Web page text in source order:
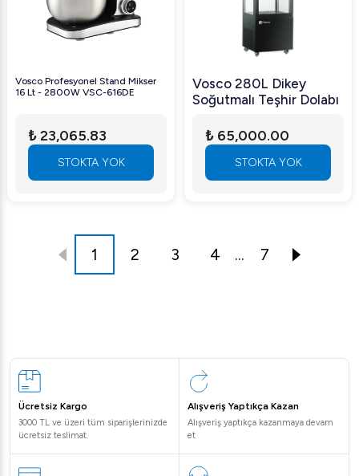
Vosco Profesyonel Stand Mikser
16 Lt - 2800W VSC-616DE
₺ 23,065.83
STOKTA YOK
Vosco 280L Dikey
Soğutmalı Teşhir Dolabı
₺ 65,000.00
STOKTA YOK
1 2 3 4 ... 7
Ücretsiz Kargo
3000 TL ve üzeri tüm siparişlerinizde
ücretsiz teslimat.
Alışveriş Yaptıkça Kazan
Alışveriş yaptıkça kazanmaya devam
et